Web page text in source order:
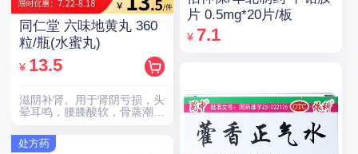
同仁堂 六味地黄丸 360
粒/瓶(水蜜丸)
¥ 13.5
滋阴补肾。用于肾阴亏损，头
晕耳鸣，腰膝酸软，骨蒸潮
处方药
片 0.5mg*20片/板
¥ 7.1